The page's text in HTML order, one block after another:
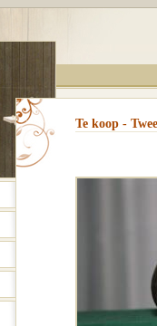
Te koop -